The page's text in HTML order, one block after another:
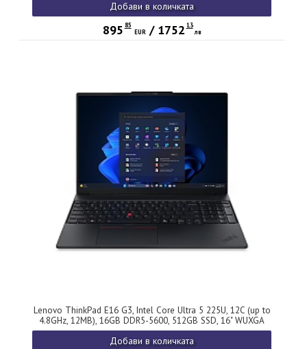
DOS, 3Y CCI
Добави в количката
895 85
EUR/ 1752 13
лв
Lenovo ThinkPad E16 G3, Intel Core Ultra 5 225U, 12C (up to
4.8GHz, 12MB), 16GB DDR5-5600, 512GB SSD, 16" WUXGA
(1920x1200) IPS AG, Intel Graphics, FHDp&IR Cam, Backlit
KB, WLAN, BT, FPR, 4 cell, Win 11 Pro, 3Y Onsite
Добави в количката